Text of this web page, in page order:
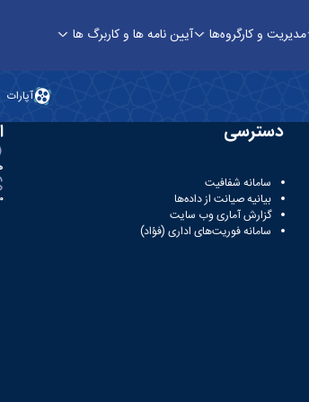
مدیریت و کارگروه‌ها آیین نامه ها و کاربرگ ها
آپارات
دسترسی
سامانه شفافیت
بیانیه صیانت از داده‌ها
گزارش آماری وب‌ سایت
سامانه فوریت‌های اداری (فؤاد)